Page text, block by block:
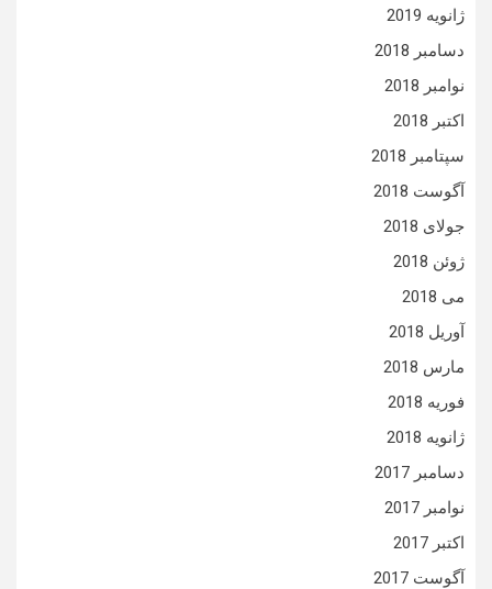
ژانویه 2019
دسامبر 2018
نوامبر 2018
اکتبر 2018
سپتامبر 2018
آگوست 2018
جولای 2018
ژوئن 2018
می 2018
آوریل 2018
مارس 2018
فوریه 2018
ژانویه 2018
دسامبر 2017
نوامبر 2017
اکتبر 2017
آگوست 2017